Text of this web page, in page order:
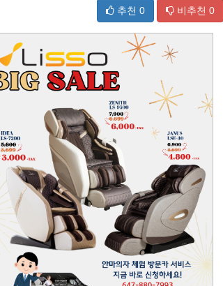
추천 0 비추천 0